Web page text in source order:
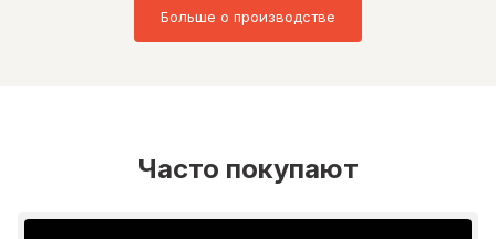
Больше о производстве
Часто покупают